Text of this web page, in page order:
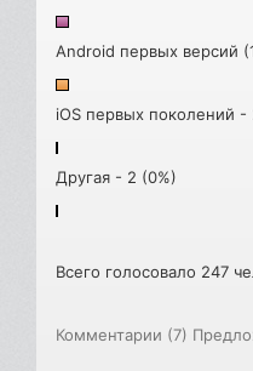
Android первых версий
iOS первых поколений -
Другая - 2 (0%)
Всего голосовало 247
Комментарии (7)